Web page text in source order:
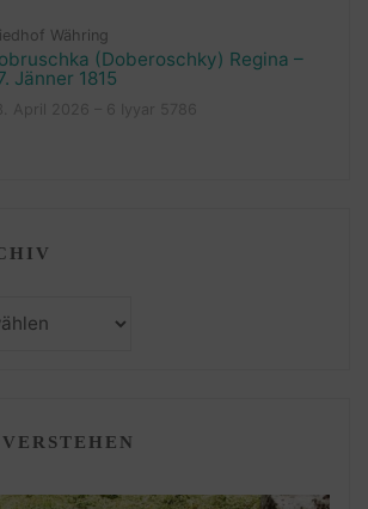
Währing
(Doberoschky) Regina –
Jänner 1815